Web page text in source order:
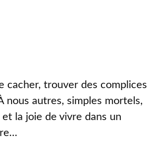
cacher, trouver des complices
autres, simples mortels,
la joie de vivre dans un